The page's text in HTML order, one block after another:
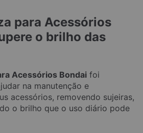
para Acessórios
o brilho das
Acessórios Bondai foi
na manutenção e
acessórios, removendo sujeiras,
o brilho que o uso diário pode